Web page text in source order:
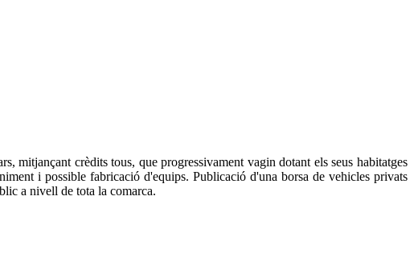
crèdits tous, que progressivament vagin dotant els seus habitatges
i possible fabricació d'equips. Publicació d'una borsa de vehicles privats
a nivell de tota la comarca.